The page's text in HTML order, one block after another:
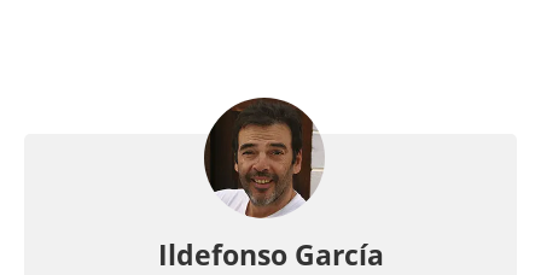
Ildefonso García